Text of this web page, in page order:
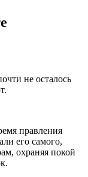
не осталось
правления
его самого,
охраняя покой